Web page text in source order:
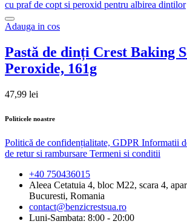
Adauga in cos
Pastă de dinți Crest Baking
Peroxide, 161g
47,99 lei
Politicele noastre
Politică de confidențialitate, GDPR Informatii
de retur si rambursare Termeni si conditii
+40 750436015
Aleea Cetatuia 4, bloc M22, scara 4,
Bucuresti, Romania
contact@benzicrestsua.ro
Luni-Sambata: 8:00 - 20:00